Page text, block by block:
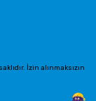
İzin alınmaksızın